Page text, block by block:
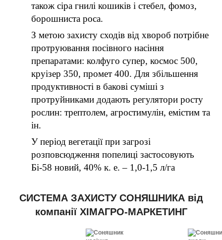
також сіра гнилі кошиків і стебел, фомоз,
борошниста роса.
З метою захисту сходів від хвороб потрібне
протруювання посівного насіння
препаратами: колфуго супер, космос 500,
круізер 350, промет 400. Для збільшення
продуктивності в бакові суміші з
протруйниками додають регулятори росту
рослин: трептолем, агростимулін, емістим та
ін.
У період вегетації при загрозі
розповсюдження попелиці застосовують
Бі-58 новий, 40% к. е. – 1,0-1,5 л/га
СИСТЕМА ЗАХИСТУ СОНЯШНИКА від
компанії ХІМАГРО-МАРКЕТИНГ